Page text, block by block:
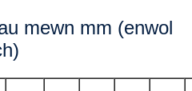
mewn mm (enwol